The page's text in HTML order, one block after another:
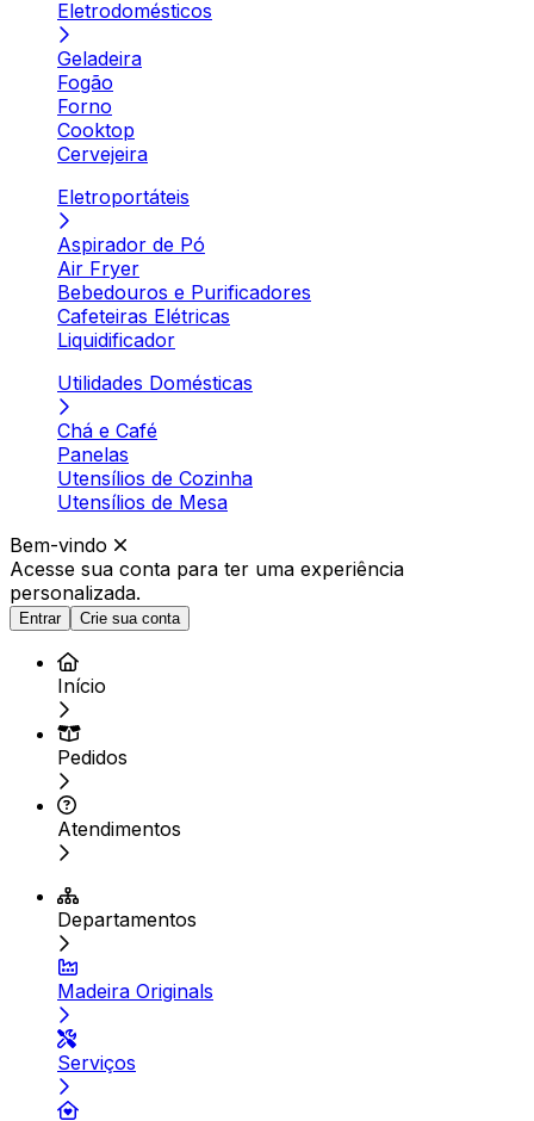
Eletrodomésticos
Geladeira
Fogão
Forno
Cooktop
Cervejeira
Eletroportáteis
Aspirador de Pó
Air Fryer
Bebedouros e Purificadores
Cafeteiras Elétricas
Liquidificador
Utilidades Domésticas
Chá e Café
Panelas
Utensílios de Cozinha
Utensílios de Mesa
Bem-vindo
Acesse sua conta para ter uma experiência
personalizada.
Entrar Crie sua conta
Início
Pedidos
Atendimentos
Departamentos
Madeira Originals
Serviços